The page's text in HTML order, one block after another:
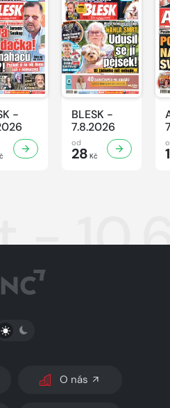
-
BLESK -
7.8.2026
od
28 Kč
-
PŘEPNOUT SVĚTLÝ/TMAVÝ REŽIM
O nás